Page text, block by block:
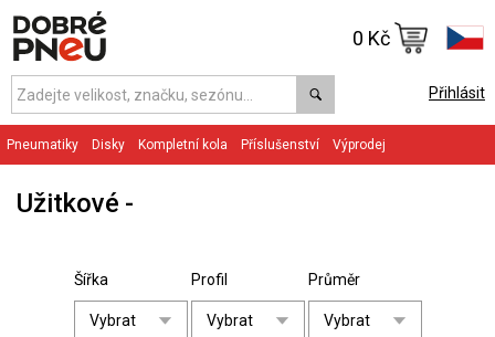
Přihlásit
0 Kč
Pneumatiky Disky Kompletní kola Příslušenství Výprodej
Užitkové
Šířka Profil Průměr